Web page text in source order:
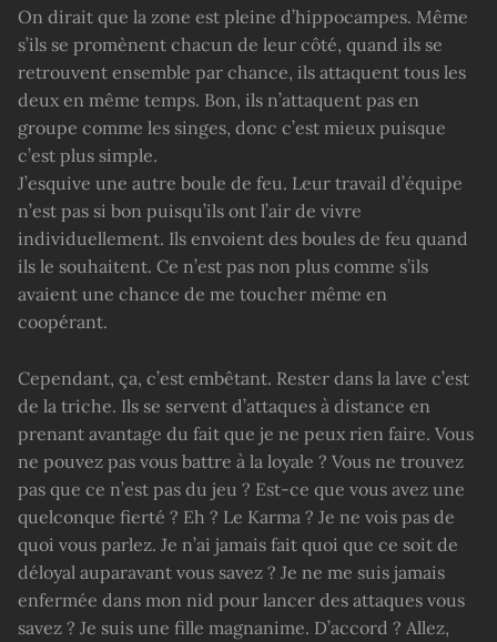
On dirait que la zone est pleine d’hippocampes. Même
s’ils se promènent chacun de leur côté, quand ils se
retrouvent ensemble par chance, ils attaquent tous les
deux en même temps. Bon, ils n’attaquent pas en
groupe comme les singes, donc c’est mieux puisque
c’est plus simple.
J’esquive une autre boule de feu. Leur travail d’équipe
n’est pas si bon puisqu’ils ont l’air de vivre
individuellement. Ils envoient des boules de feu quand
ils le souhaitent. Ce n’est pas non plus comme s’ils
avaient une chance de me toucher même en
coopérant.
Cependant, ça, c’est embêtant. Rester dans la lave c’est
de la triche. Ils se servent d’attaques à distance en
prenant avantage du fait que je ne peux rien faire. Vous
ne pouvez pas vous battre à la loyale ? Vous ne trouvez
pas que ce n’est pas du jeu ? Est-ce que vous avez une
quelconque fierté ? Eh ? Le Karma ? Je ne vois pas de
quoi vous parlez. Je n’ai jamais fait quoi que ce soit de
déloyal auparavant vous savez ? Je ne me suis jamais
enfermée dans mon nid pour lancer des attaques vous
savez ? Je suis une fille magnanime. D’accord ? Allez,